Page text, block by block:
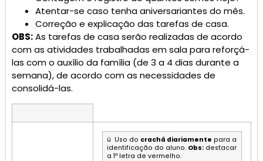
Atentar-se caso tenha aniversariantes do mês.
Correção e explicação das tarefas de casa.
OBS:As tarefas de casa serão realizadas de acordo
com as atividades trabalhadas em sala para reforçá-
las com o auxílio da família (de 3 a 4 dias durante a
semana), de acordo com as necessidades de
consolidá-las.
ü Uso do crachá diariamente para a
identificação do aluno. Obs: destacar
a 1ª letra de vermelho.